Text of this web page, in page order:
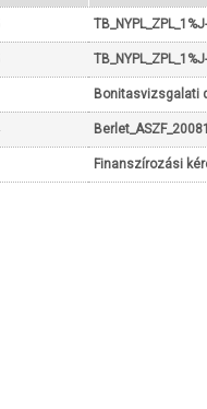
Bonitasvizsgalati
Finanszírozási